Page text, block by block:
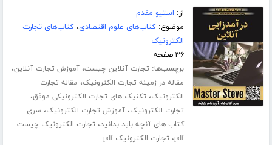
از: استیو مقدم
موضوع:کتاب‌های علوم اقتصادی،کتاب‌های تجارت
الکترونیک
۳۶ صفحه
برچسب‌ها: تجارت آنلاین چیست،آموزش تجارت آنلاین،
مقاله در زمینه تجارت الکترونیک، مقاله تجارت
الکترونیک، تکنیک های تجارت الکترونیکی موفق،
تجارت الکترونیک،آموزش تجارت الکترونیک، سری
کتاب های آنچه باید بدانید، تجارت الکترونیک چیست
pdf، تجارت الکترونیک pdf